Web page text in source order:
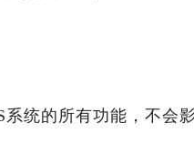
统的所有功能，不会